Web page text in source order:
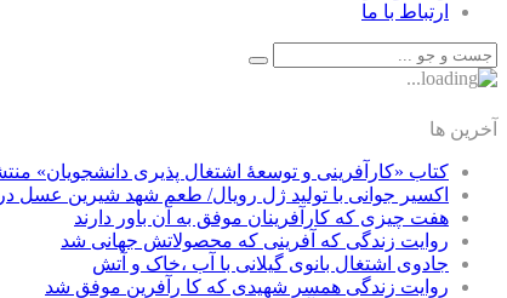
ارتباط با ما
آخرین ها
کتاب «کارآفرینی و توسعۀ اشتغال پذیری دانشجویان»
اکسیر جوانی با تولید ژل رویال/ طعم شهد شیرین عسل‌
هفت چیزی که کارآفرینان موفق به آن باور دارند
روایت زندگی که آفرینی که محصولاتش جهانی شد
جادوی اشتغال بانوی گیلانی با آب ،خاک و آتش
روایت زندگی همسر شهیدی که کا رآفرین موفق شد